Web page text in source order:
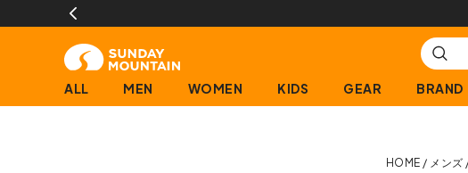
購入
ALL MEN WOMEN KIDS GEAR BRAND
HOME メンズ